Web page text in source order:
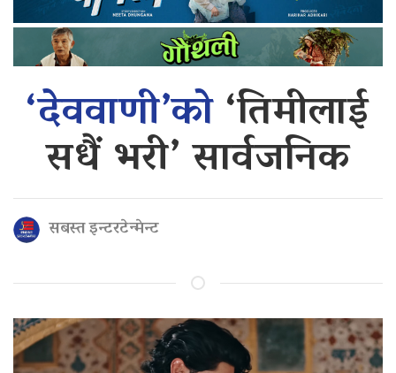
‘देववाणी’को‘तिमीलाई
सधैं भरी’ सार्वजनिक
सबस्त इन्टरटेन्मेन्ट